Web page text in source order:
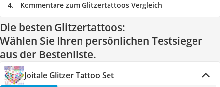
Kommentare zum Glitzertattoos Vergleich
Die besten Glitzertattoos:
Wählen Sie Ihren persönlichen Testsieger
aus der Bestenliste.
Joitale Glitzer Tattoo Set